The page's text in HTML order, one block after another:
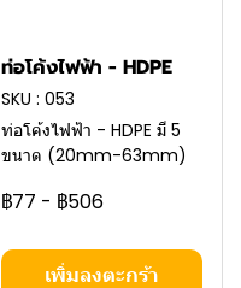
ท่อโค้งไฟฟ้า - HDPE
SKU : 053
ท่อโค้งไฟฟ้า - HDPE มี 5
ขนาด (20mm-63mm)
฿77 - ฿506
เพิ่มลงตะกร้า